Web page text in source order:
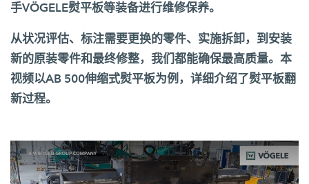
手VÖGELE熨平板等装备进行维修保养。
从状况评估、标注需要更换的零件、实施拆卸，到安装
新的原装零件和最终修整，我们都能确保最高质量。本
视频以AB 500伸缩式熨平板为例，详细介绍了熨平板翻
新过程。